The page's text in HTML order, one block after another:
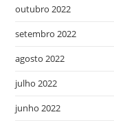
outubro 2022
setembro 2022
agosto 2022
julho 2022
junho 2022